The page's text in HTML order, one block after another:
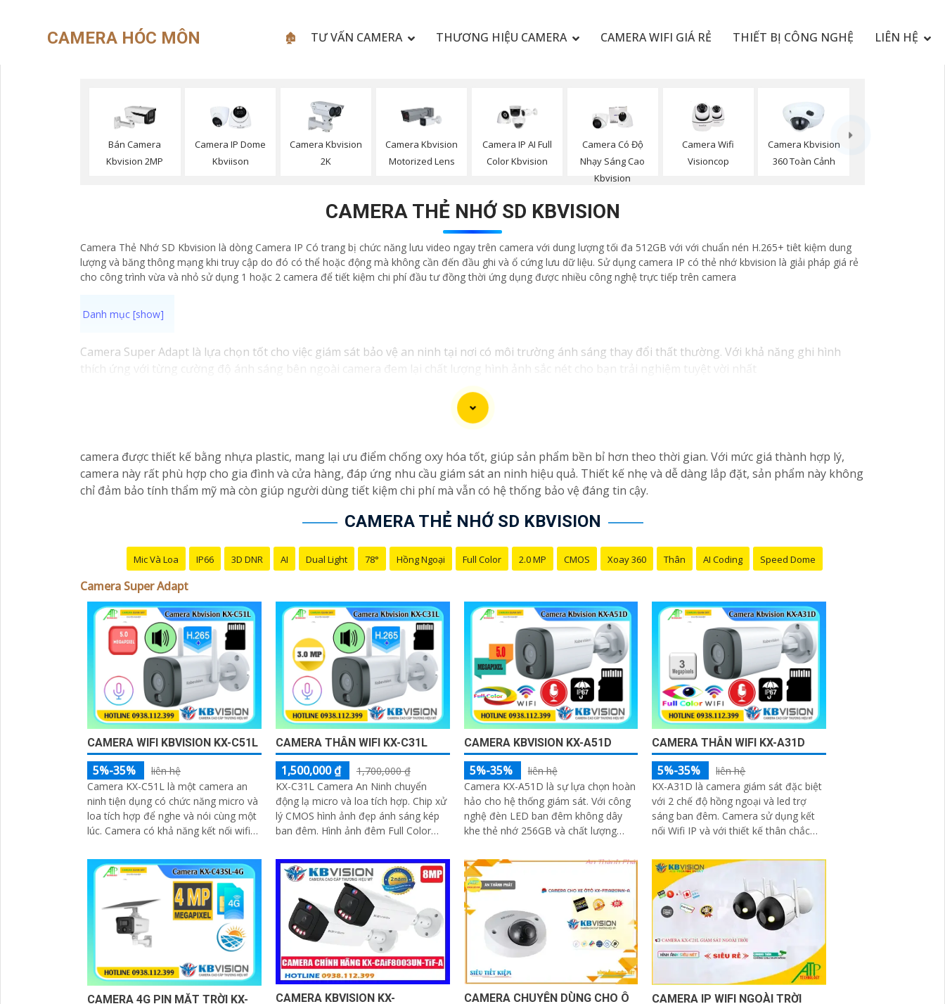
CAMERA HÓC MÔN 🏚 TƯ VẤN CAMERA THƯƠNG HIỆU CAMERA CAMERA WIFI GIÁ RẺ THIẾT BỊ CÔNG NGHỆ LIÊN HỆ
Bán Camera
Kbvision 2MP
Camera IP Dome
Kbviison
Camera Kbvision
2K
Camera Kbvision
Motorized Lens
Camera IP AI Full
Color Kbvision
Camera Có Độ
Nhạy Sáng Cao
Kbvision
Camera Wifi
Visioncop
Camera Kbvision
360 Toàn Cảnh
CAMERA THẺ NHỚ SD KBVISION
Camera Thẻ Nhớ SD Kbvision là dòng Camera IP Có trang bị chức năng lưu video ngay trên camera với dung lượng tối đa 512GB với với chuẩn nén H.265+ tiêt kiệm dung
lượng và băng thông mạng khi truy cập do đó có thể hoặc động mà không cần đến đầu ghi và ổ cứng lưu dữ liệu. Sử dụng camera IP có thẻ nhớ kbvision là giải pháp giá rẻ
cho công trình vừa và nhỏ sử dụng 1 hoặc 2 camera để tiết kiệm chi phí đầu tư đồng thời ứng dụng được nhiều công nghệ trực tiếp trên camera
Camera Super Adapt là lựa chọn tốt cho việc giám sát bảo vệ an ninh tại nơi có môi trường ánh sáng thay đổi thất thường. Với khả năng ghi hình
thích ứng với từng cường độ ánh sáng bên ngoài camera đem lại chất lượng hình ảnh sắc nét cho bạn trải nghiệm tuyệt vời nhất
camera được thiết kế bằng nhựa plastic, mang lại ưu điểm chống oxy hóa tốt, giúp sản phẩm bền bỉ hơn theo thời gian. Với mức giá thành hợp lý,
camera này rất phù hợp cho gia đình và cửa hàng, đáp ứng nhu cầu giám sát an ninh hiệu quả. Thiết kế nhẹ và dễ dàng lắp đặt, sản phẩm này không
chỉ đảm bảo tính thẩm mỹ mà còn giúp người dùng tiết kiệm chi phí mà vẫn có hệ thống bảo vệ đáng tin cậy.
CAMERA THẺ NHỚ SD KBVISION
Mic Và Loa IP66 3D DNR AI Dual Light 78° Hồng Ngoại Full Color 2.0 MP CMOS Xoay 360 Thân AI Coding Speed Dome
Camera Super Adapt
CAMERA WIFI KBVISION KX-C51L
5%-35%
liên hệ
Camera KX-C51L là một camera an
ninh tiện dụng có chức năng micro và
loa tích hợp để nghe và nói cùng một
lúc. Camera có khả năng kết nối wifi
cho hình ảnh sắc nét đến 5
CAMERA THÂN WIFI KX-C31L
1,500,000 ₫
1,700,000 ₫
KX-C31L Camera An Ninh chuyển
động lạ micro và loa tích hợp. Chip xử
lý CMOS hình ảnh đẹp ánh sáng kép
ban đêm. Hình ảnh đêm Full Color
CAMERA KBVISION KX-A51D
5%-35%
liên hệ
Camera KX-A51D là sự lựa chọn hoàn
hảo cho hệ thống giám sát. Với công
nghệ đèn LED ban đêm không dây
khe thẻ nhớ 256GB và chất lượng
CAMERA THÂN WIFI KX-A31D
5%-35%
liên hệ
KX-A31D là camera giám sát đặc biệt
với 2 chế độ hồng ngoại và led trợ
sáng ban đêm. Camera sử dụng kết
nối Wifi IP và với thiết kế thân chắc
nước IP 67 tích hợp micro giúp thu
âm kèm với âm thanh
CAMERA 4G PIN MẶT TRỜI KX-
CAMERA KBVISION KX-
CAMERA CHUYÊN DÙNG CHO Ô
CAMERA IP WIFI NGOÀI TRỜI